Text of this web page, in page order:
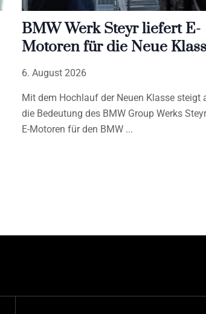
BMW Werk Steyr liefert E-
Motoren für die Neue
6. August 2026
Mit dem Hochlauf der Neuen Klasse steigt
die Bedeutung des BMW Group Werks
E-Motoren für den BMW